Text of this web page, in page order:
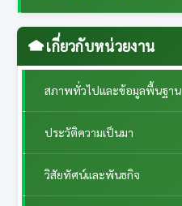
เกี่ยวกับหน่วยงาน
สภาพทั่วไปและข้อมูลพื้นฐาน
ประวัติความเป็นมา
วิสัยทัศน์และพันธกิจ